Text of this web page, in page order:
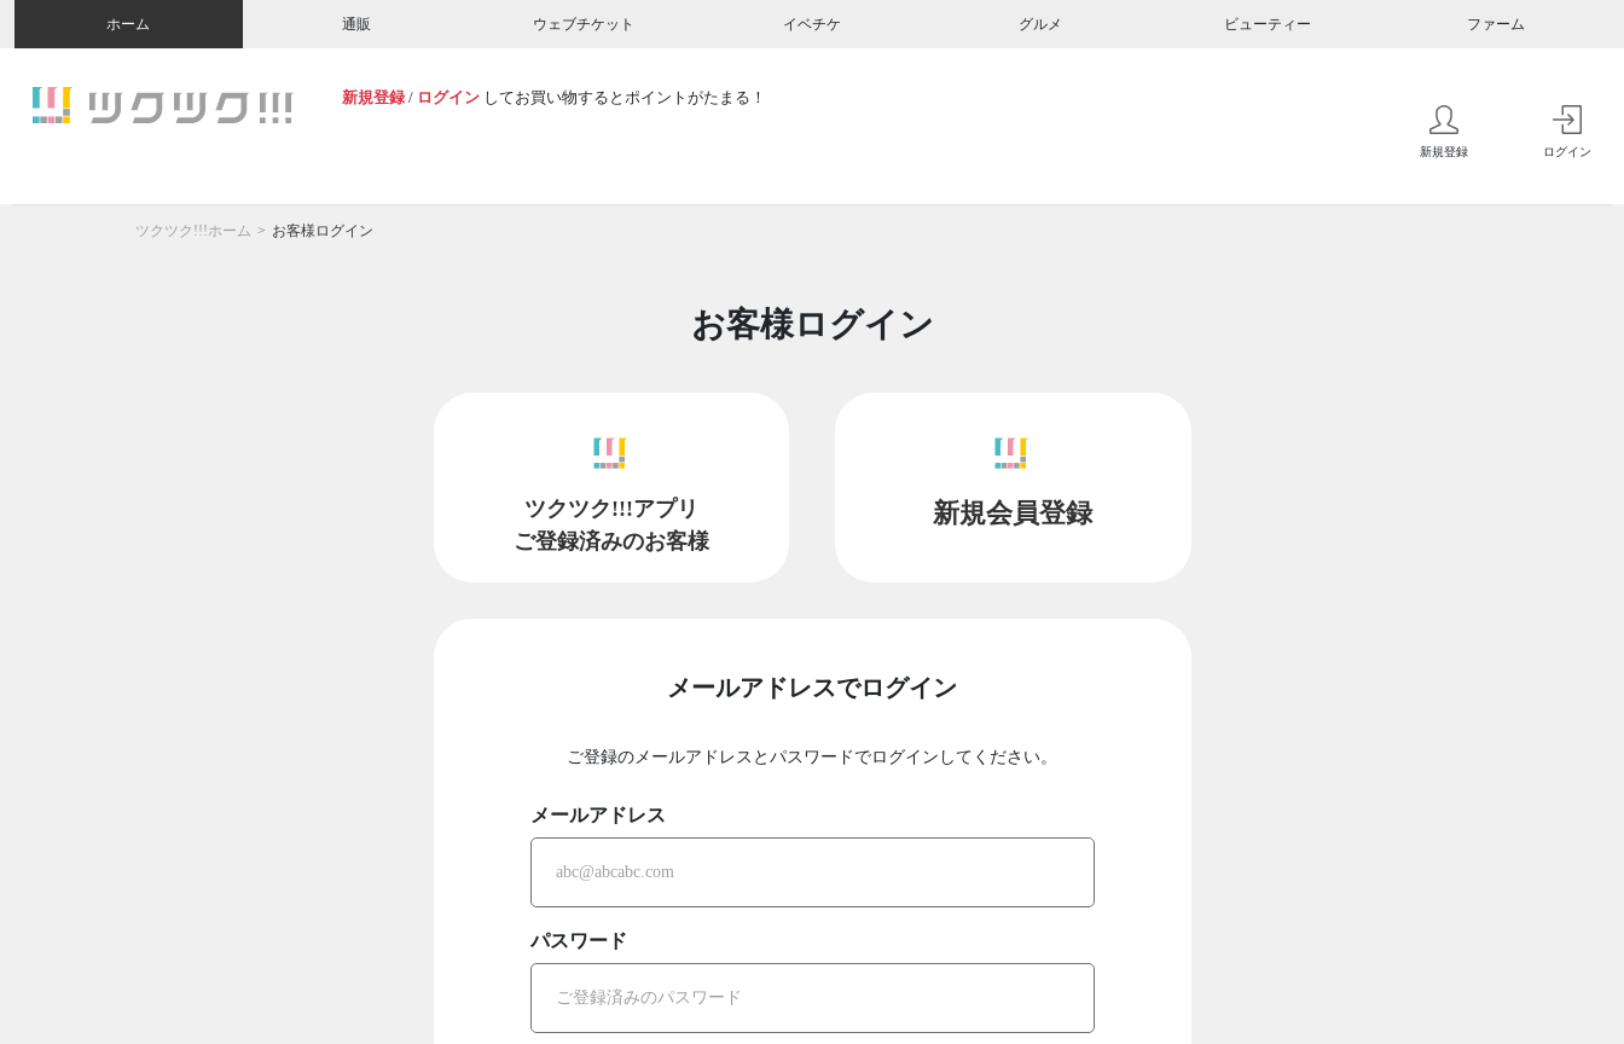
ホーム 通販 ウェブチケット イベチケ グルメ ビューティー ファーム
新規登録 / ログイン してお買い物するとポイントがたまる！
新規登録 ログイン
ツクツク!!!ホーム お客様ログイン
お客様ログイン
ツクツク!!!アプリ
ご登録済みのお客様
新規会員登録
メールアドレスでログイン
ご登録のメールアドレスとパスワードでログインしてください。
メールアドレス
パスワード